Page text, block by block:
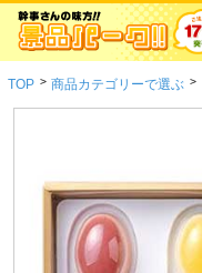
TOP > 商品カテゴリーで選ぶ >